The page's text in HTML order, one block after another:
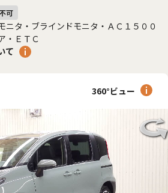
ニタ・ブラインドモニタ・ＡＣ１５００
・ＥＴＣ
て
360°ビュー